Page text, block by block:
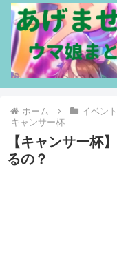
ホーム イベント
キャンサー杯
【キャンサー杯
るの？